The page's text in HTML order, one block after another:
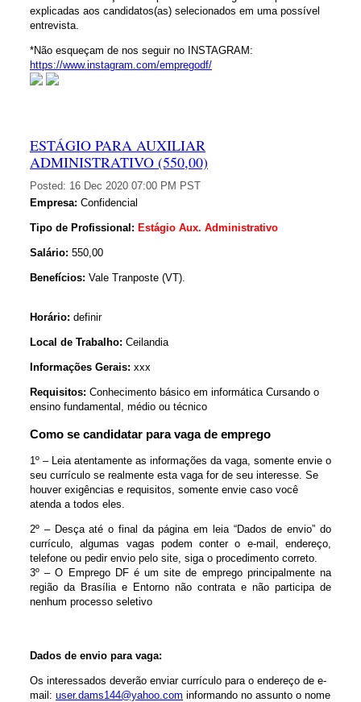
explicadas aos candidatos(as) selecionados em uma possível
entrevista.
*Não esqueçam de nos seguir no INSTAGRAM:
https://www.instagram.com/empregodf/
ESTÁGIO PARA AUXILIAR
ADMINISTRATIVO (550,00)
Posted: 16 Dec 2020 07:00 PM PST
Empresa: Confidencial
Tipo de Profissional: Estágio Aux. Administrativo
Salário: 550,00
Benefícios: Vale Tranposte (VT).
Horário: definir
Local de Trabalho: Ceilandia
Informações Gerais: xxx
Requisitos: Conhecimento básico em informática Cursando o
ensino fundamental, médio ou técnico
Como se candidatar para vaga de emprego
1º – Leia atentamente as informações da vaga, somente envie o
seu currículo se realmente esta vaga for de seu interesse. Se
houver exigências e requisitos, somente envie caso você
atenda a todos eles.
2º – Desça até o final da página em leia “Dados de envio” do
currículo, algumas vagas podem conter o e-mail, endereço,
telefone ou pedir envio pelo site, siga o procedimento correto.
3º – O Emprego DF é um site de emprego principalmente na
região da Brasília e Entorno não contrata e não participa de
nenhum processo seletivo
Dados de envio para vaga:
Os interessados deverão enviar currículo para o endereço de e-
mail: user.dams144@yahoo.com informando no assunto o nome